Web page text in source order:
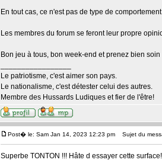
En tout cas, ce n'est pas de type de
Les membres du forum se feront leur propre
Bon jeu à tous, bon week-end et prenez bien
Le patriotisme, c'est aimer son pays.
Le nationalisme, c'est détester celui des autres.
Membre des Hussards Ludiques et fier de l'être!
Post� le: Sam Jan 14, 2023 12:23 pm Sujet du
Superbe TONTON !!! Hâte d essayer cette